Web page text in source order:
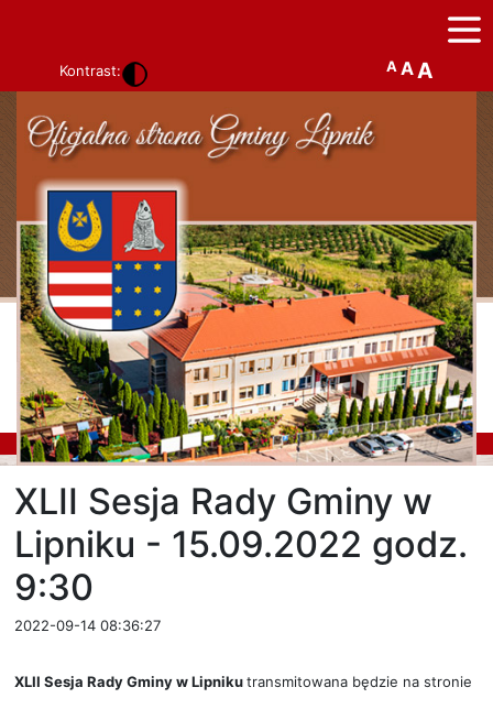
Kontrast: A AA
XLII Sesja Rady Gminy w
Lipniku - 15.09.2022 godz.
9:30
2022-09-14 08:36:27
XLII Sesja Rady Gminy w Lipnikutransmitowana będzie na stronie